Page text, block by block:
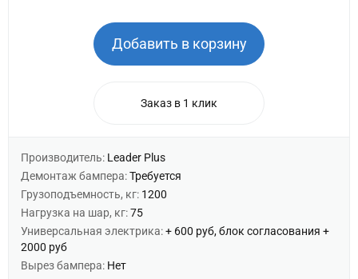
Добавить в корзину
Заказ в 1 клик
Производитель: Leader Plus
Демонтаж бампера:Требуется
Грузоподъемность, кг: 1200
Нагрузка на шар, кг:75
Универсальная электрика:+ 600 руб, блок согласования +
2000 руб
Вырез бампера: Нет